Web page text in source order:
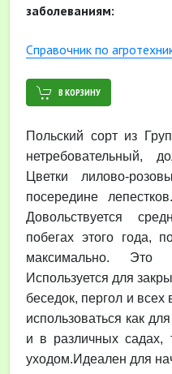
заболеваниям:
Cправочник по
В КОРЗИНУ
Польский сорт из
нетребовательный,
Цветки лилово-
посередине
Довольствуется
побегах этого года,
максимально. Это
Используется для
беседок, пергол и
использоваться как
и в различных садах,
уходом.Идеален для